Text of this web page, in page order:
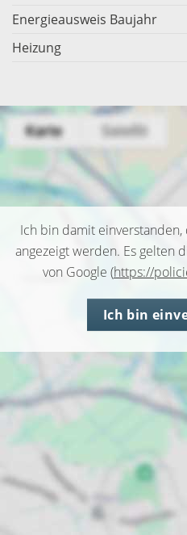
Energieausweis Baujahr
Heizung
Ich bin damit einverstanden,
angezeigt werden. Es gelten
von Google (https://
Ich bin